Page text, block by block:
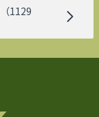
（1129